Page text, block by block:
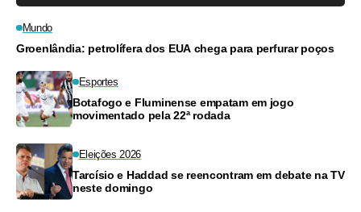
Mundo
Groenlândia: petrolífera dos EUA chega para perfurar poços
Esportes
Botafogo e Fluminense empatam em jogo
movimentado pela 22ª rodada
Eleições 2026
Tarcísio e Haddad se reencontram em debate na TV
neste domingo